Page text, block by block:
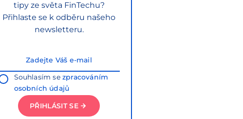
tipy ze světa FinTechu?
Přihlaste se k odběru našeho
newsletteru.
Souhlasím sezpracováním
osobních údajů
PŘIHLÁSIT SE